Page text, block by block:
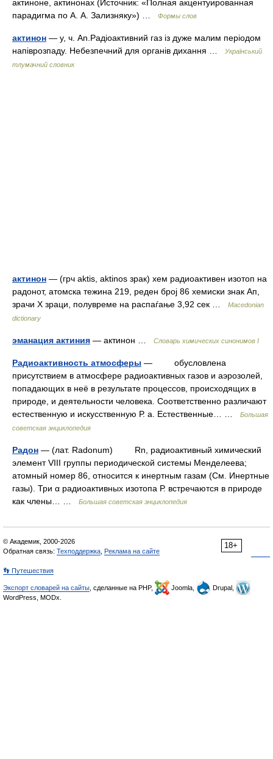
актиноне, актинонах (Источник: «Полная акцентуированная
парадигма по А. А. Зализняку») …
Формы слов
актинон — у, ч. An.Радіоактивний газ із дуже малим періодом
напіврозпаду. Небезпечний для органів дихання …
Український
тлумачний словник
актинон — (грч aktis, aktinos зрак) хем радиоактивен изотоп на
радонот, атомска тежина 219, реден број 86 хемиски знак Ап,
зрачи Х зраци, полувреме на распаѓање 3,92 сек …
Macedonian
dictionary
эманация актиния — актинон … Cловарь химических синонимов I
Радиоактивность атмосферы — обусловлена
присутствием в атмосфере радиоактивных газов и аэрозолей,
попадающих в неё в результате процессов, происходящих в
природе, и деятельности человека. Соответственно различают
естественную и искусственную Р. а. Естественные… …
Большая
советская энциклопедия
Радон — (лат. Radonum) Rn, радиоактивный химический
элемент VIII группы периодической системы Менделеева;
атомный номер 86, относится к инертным газам (См. Инертные
газы). Три α радиоактивных изотопа Р. встречаются в природе
как члены… …
Большая советская энциклопедия
18+
© Академик, 2000-2026
Обратная связь: Техподдержка Реклама на сайте
👣 Путешествия
Экспорт словарей на сайты , сделанные на PHP, Joomla,
Drupal,
WordPress, MODx.